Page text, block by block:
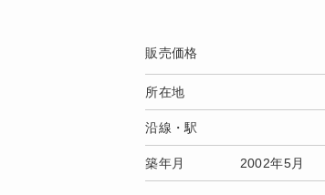
販売価格
所在地
沿線・駅
築年月 2002年5月